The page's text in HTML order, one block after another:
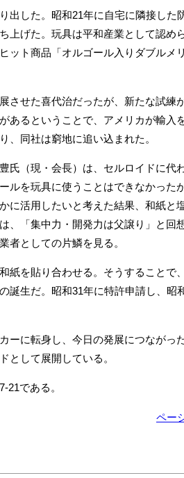
出した。昭和21年に自宅に隣接した
上げた。玩具は平和産業として認め
ット商品「オルゴール入りダブルメ
させた喜代治だったが、新たな試練
あるということで、アメリカが輸入
、同社は窮地に追い込まれた。
氏（現・会長）は、セルロイドに代
ルを玩具に使うことはできなかった
に活用したいと考えた結果、和紙と
、「集中力・開発力は父譲り」と回
者としての片鱗を見る。
紙を貼り合わせる。そうすることで
誕生だ。昭和31年に特許申請し、昭
ーに転身し、今日の発展につながっ
として展開している。
である。
ペー